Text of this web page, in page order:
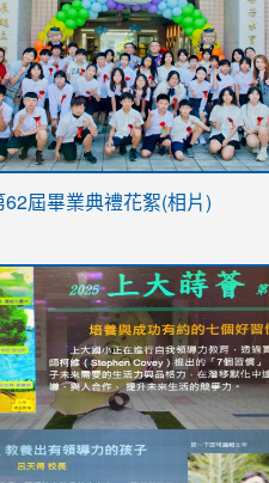
62屆畢業典禮花絮(相片)
file/d/1I-
stes.tyc.edu.tw/